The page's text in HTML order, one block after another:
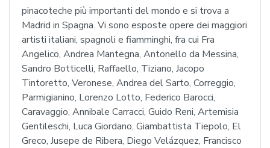
pinacoteche più importanti del mondo e si trova a
Madrid in Spagna. Vi sono esposte opere dei maggiori
artisti italiani, spagnoli e fiamminghi, fra cui Fra
Angelico, Andrea Mantegna, Antonello da Messina,
Sandro Botticelli, Raffaello, Tiziano, Jacopo
Tintoretto, Veronese, Andrea del Sarto, Correggio,
Parmigianino, Lorenzo Lotto, Federico Barocci,
Caravaggio, Annibale Carracci, Guido Reni, Artemisia
Gentileschi, Luca Giordano, Giambattista Tiepolo, El
Greco, Jusepe de Ribera, Diego Velázquez, Francisco